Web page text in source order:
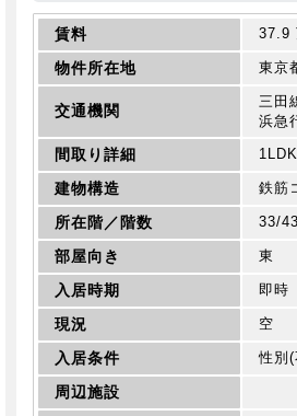
賃料 37.9
物件所在地 東京
交通機関
三田
浜急
間取り詳細 1LDK
建物構造 鉄筋
所在階／階数 33/43
部屋向き 東
入居時期 即時
現況 空
入居条件 性別
周辺施設